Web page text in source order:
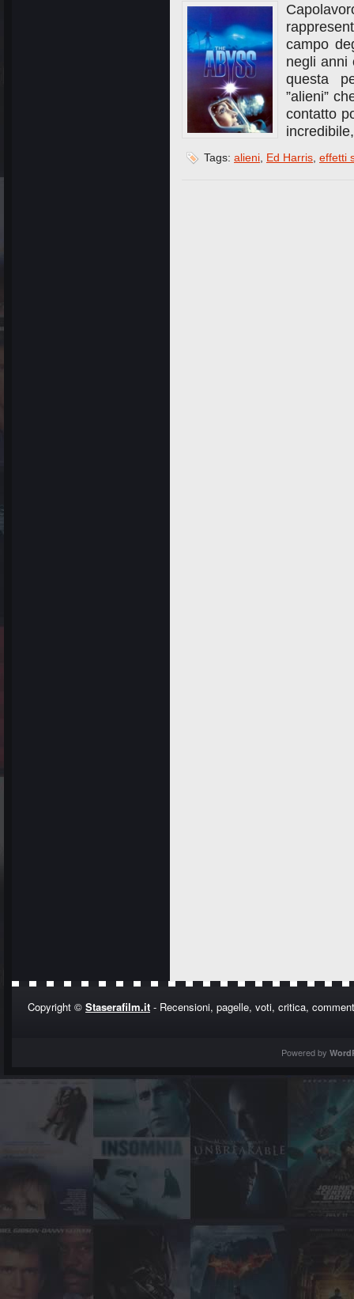
campo
negli anni
questa
”alieni”
contatto
Tags: alieni Ed Harris effetti
Copyright © Staserafilm.it - Recensioni, pagelle, voti, critica,
Powered by